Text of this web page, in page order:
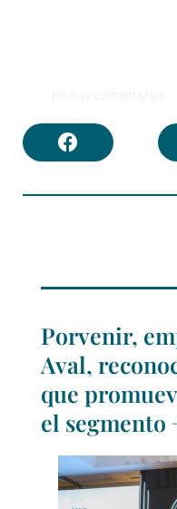
Porvenir,
Aval,
que
el segmento